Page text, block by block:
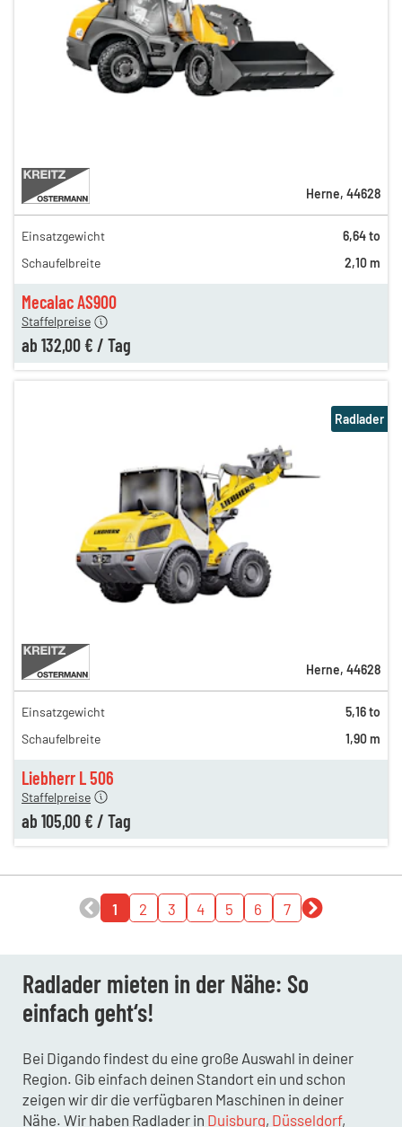
Mecalac AS900
250,00 €
220,00 €
Staffelpreise
ab 132,00 € / Tag
Herne, 44628
Einsatzgewicht
6,64 to
Schaufelbreite
2,10 m
Liebherr L 506
176,00 €
154,00 €
Staffelpreise
ab 105,00 € / Tag
Radlader
Herne, 44628
Einsatzgewicht
5,16 to
Schaufelbreite
1,90 m
1 2 3 4 5 6 7
Radlader mieten in der Nähe: So
einfach geht‘s!
Bei Digando findest du eine große Auswahl in deiner
Region. Gib einfach deinen Standort ein und schon
zeigen wir dir die verfügbaren Maschinen in deiner
Nähe. Wir haben Radlader in Duisburg, Düsseldorf,